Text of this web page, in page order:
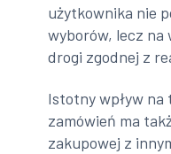
użytkownika nie
wyborów, lecz na
drogi zgodnej z
Istotny wpływ na
zamówień ma
zakupowej z